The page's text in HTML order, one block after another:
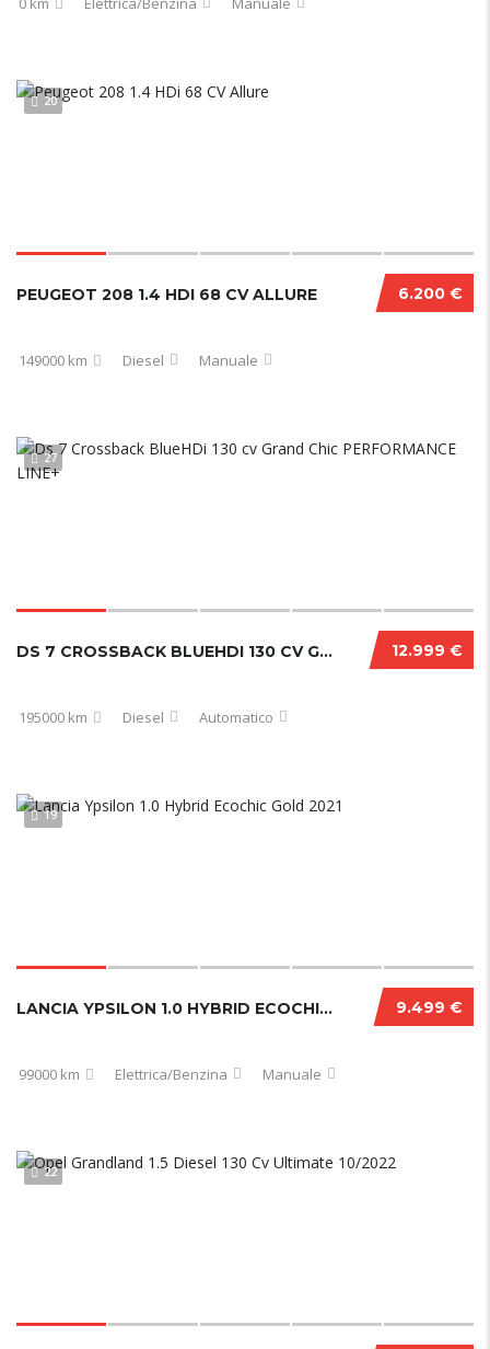
20
6.200 €
PEUGEOT 208 1.4 HDI 68 CV ALLURE
149000 km Diesel Manuale
27
12.999 €
DS 7 CROSSBACK BLUEHDI 130 CV GRAND CHIC PERFORMANCE LINE+
195000 km Diesel Automatico
19
9.499 €
LANCIA YPSILON 1.0 HYBRID ECOCHIC GOLD 2021
99000 km Elettrica/Benzina Manuale
22